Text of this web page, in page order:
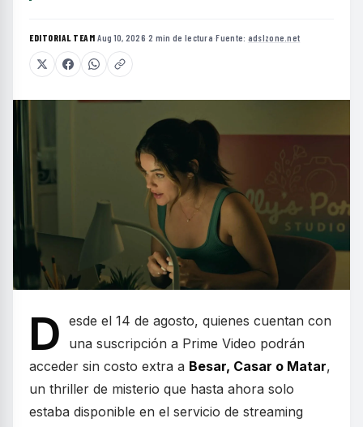
EDITORIAL TEAM·Aug 10, 2026·2 min de lectura·Fuente: adslzone.net
D esde el 14 de agosto, quienes cuentan con
una suscripción a Prime Video podrán
acceder sin costo extra a Besar, Casar o Matar,
un thriller de misterio que hasta ahora solo
estaba disponible en el servicio de streaming